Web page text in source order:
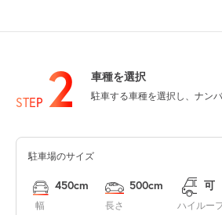
8月14日 (金)
8月15日 (土)
STEP 2 車種を選択
駐車する車種を選択し、ナン
駐車場のサイズ
幅
450cm
長さ
500cm
ハイルー
可